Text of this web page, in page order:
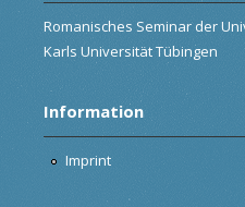
Romanisches Seminar der
Karls Universität Tübingen
Information
Imprint